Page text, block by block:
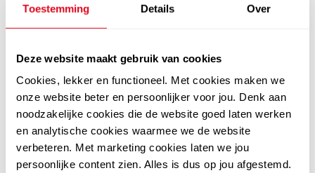
Toestemming Details Over
Deze website maakt gebruik van cookies
Cookies, lekker en functioneel. Met cookies maken we
onze website beter en persoonlijker voor jou. Denk aan
noodzakelijke cookies die de website goed laten werken
en analytische cookies waarmee we de website
verbeteren. Met marketing cookies laten we jou
persoonlijke content zien. Alles is dus op jou afgestemd.